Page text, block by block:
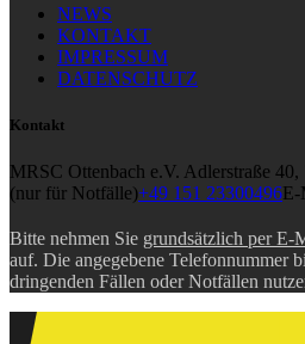
NEWS
KONTAKT
IMPRESSUM
DATENSCHUTZ
Kontakt
MRSC Ottenbach e.V. Adlerstraße 40,
(nur für Notfälle)+49 151 23300496E-
Bitte nehmen Sie grundsätzlich per E-
auf. Die angegebene Telefonnummer
dringenden Fällen oder Notfällen